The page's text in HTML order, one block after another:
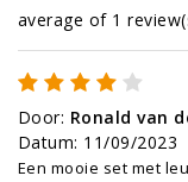
average of 1
Door: Ronald van
Datum: 11/09/2023
Een mooie set met